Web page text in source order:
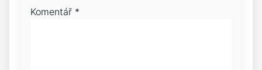
Komentář *